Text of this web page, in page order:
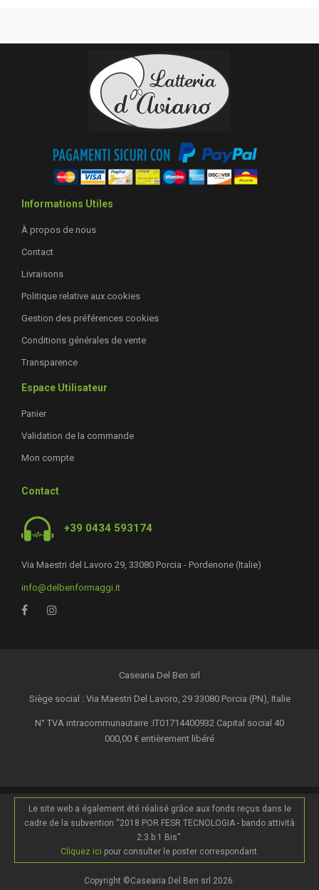
Informations Utiles
À propos de nous
Contact
Livraisons
Politique relative aux cookies
Gestion des préférences cookies
Conditions générales de vente
Transparence
Espace Utilisateur
Panier
Validation de la commande
Mon compte
Contact
+39 0434 593174
Via Maestri del Lavoro 29, 33080 Porcia - Pordenone (Italie)
info@delbenformaggi.it
Casearia Del Ben srl
Siège social : Via Maestri Del Lavoro, 29 33080 Porcia (PN), Italie
N° TVA intracommunautaire :IT01714400932 Capital social 40
000,00 € entièrement libéré
Le site web a également été réalisé grâce aux fonds reçus dans le
cadre de la subvention “2018 POR FESR TECNOLOGIA - bando attività
2.3.b.1 Bis”.
Cliquez ici pour consulter le poster correspondant.
Copyright ©Casearia Del Ben srl 2026.